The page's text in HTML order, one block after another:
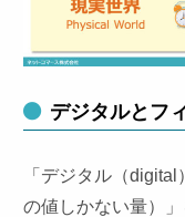
デジタルとフ
「デジタル（
の値しかない量）